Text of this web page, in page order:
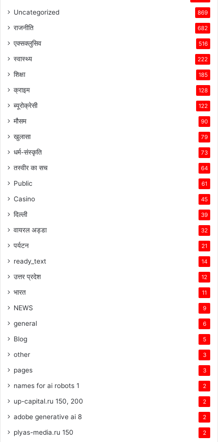
Uncategorized 869
राजनीति 682
एक्सक्लुसिव 516
स्वास्थ्य 222
शिक्षा 185
क्राइम 128
ब्यूरोक्रेसी 122
मौसम 90
खुलासा 79
धर्म-संस्कृति 73
तस्वीर का सच 64
Public 61
Casino 45
दिल्ली 39
वायरल अड्डा 32
पर्यटन 21
ready_text 14
उत्तर प्रदेश 12
भारत 11
NEWS 9
general 6
Blog 5
other 3
pages 3
names for ai robots 1 2
up-capital.ru 150, 200 2
adobe generative ai 8 2
plyas-media.ru 150 2